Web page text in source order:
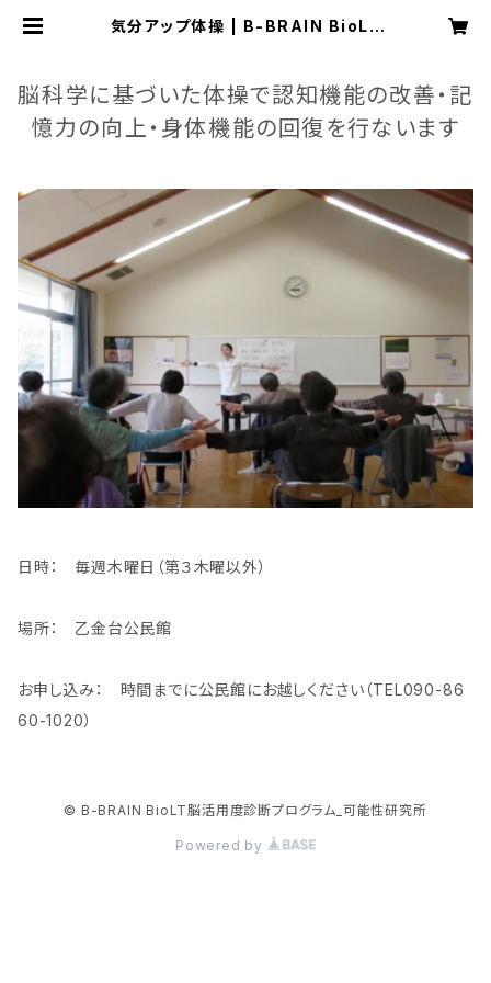
気分アップ体操 | B-BRAIN BioLT
脳科学に基づいた体操で認知機能の改善・記
憶力の向上・身体機能の回復を行ないます
日時： 毎週木曜日（第３木曜以外）
場所： 乙金台公民館
お申し込み： 時間までに公民館にお越しください（TEL090-86
60-1020）
© B-BRAIN BioLT脳活用度診断プログラム_可能性研究所
Powered by